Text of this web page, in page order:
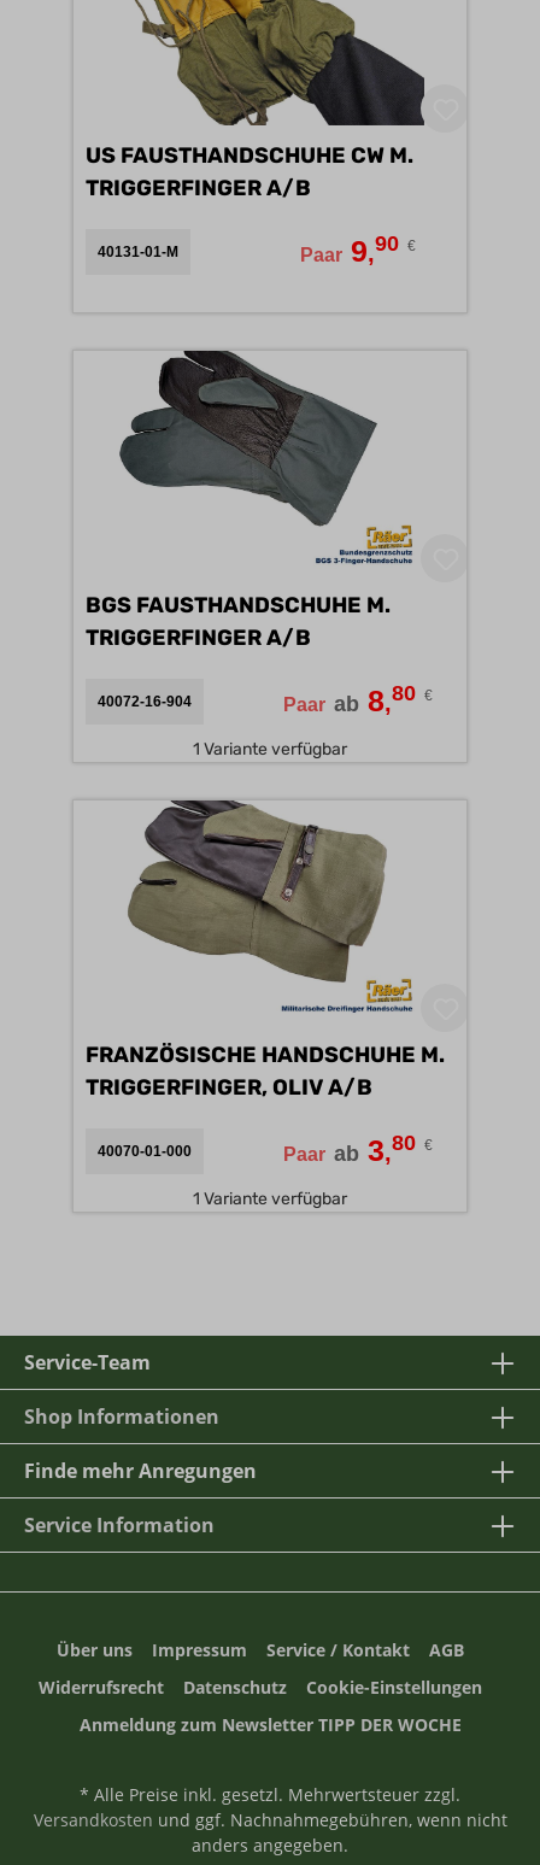
US FAUSTHANDSCHUHE CW M.
TRIGGERFINGER A/B
40131-01-M Paar 9,90 €
BGS FAUSTHANDSCHUHE M.
TRIGGERFINGER A/B
40072-16-904 Paar ab 8,80 €
1 Variante verfügbar
FRANZÖSISCHE HANDSCHUHE M.
TRIGGERFINGER, OLIV A/B
40070-01-000 Paar ab 3,80 €
1 Variante verfügbar
Service-Team
Shop Informationen
Finde mehr Anregungen
Service Information
Über uns Impressum Service / Kontakt
AGB
Widerrufsrecht
Datenschutz
Cookie-Einstellungen
Anmeldung zum Newsletter TIPP DER WOCHE
* Alle Preise inkl. gesetzl. Mehrwertsteuer zzgl.
Versandkosten und ggf. Nachnahmegebühren, wenn nicht
anders angegeben.